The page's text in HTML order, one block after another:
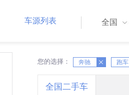
车源列表 全国
您的选择： 奔驰
X 跑车
X X
全国二手车